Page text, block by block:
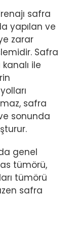
safra
yapılan ve
zarar
Safra
ile
safra
sonunda
genel
tümörü,
tümörü
safra